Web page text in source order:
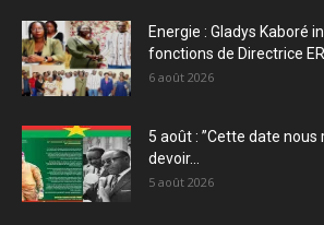
Energie : Gladys Kaboré
fonctions de Directrice ER
6 août 2026
5 août : ”Cette date
devoir...
5 août 2026